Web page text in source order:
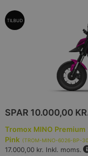
TILBUD
SPAR 10.000,00
Tromox MINO
Pink (TROM-MINO-6026-BP-30
17.000,00 kr. Inkl. moms.